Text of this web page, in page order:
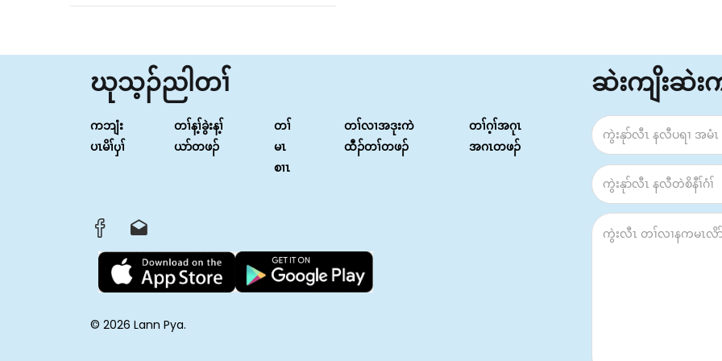
ဃုသ့ၣ်ညါတၢ်
ကဘျံး
ပၤမိၢ်ၦၢ်
တၢ်န့ၢ်ခွဲးန့ၢ်
ယာ်တဖၣ်
တၢ်
မၤ
စၢၤ
တၢ်လၢအဒုးကဲ
ထီၣ်တၢ်တဖၣ်
တၢ်ဂ့ၢ်အဂုၤ
အဂၤတဖၣ်
© 2026 Lann Pya.
ဆဲးကျိးဆဲးက